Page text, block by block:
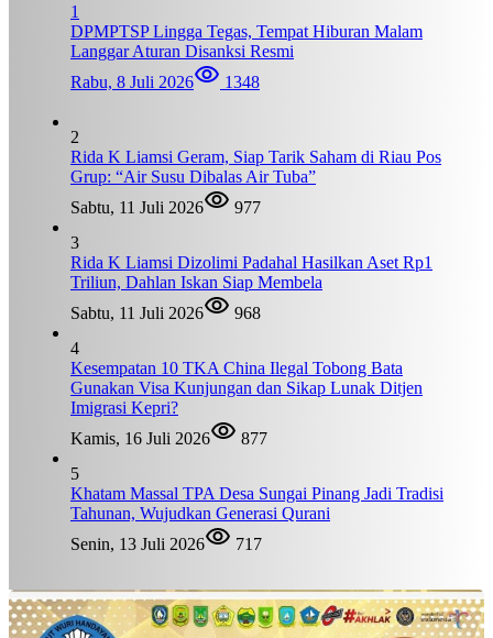
1
DPMPTSP Lingga Tegas, Tempat Hiburan Malam
Langgar Aturan Disanksi Resmi
Rabu, 8 Juli 2026
1348
2
Rida K Liamsi Geram, Siap Tarik Saham di Riau Pos
Grup: “Air Susu Dibalas Air Tuba”
Sabtu, 11 Juli 2026
977
3
Rida K Liamsi Dizolimi Padahal Hasilkan Aset Rp1
Triliun, Dahlan Iskan Siap Membela
Sabtu, 11 Juli 2026
968
4
Kesempatan 10 TKA China Ilegal Tobong Bata
Gunakan Visa Kunjungan dan Sikap Lunak Ditjen
Imigrasi Kepri?
Kamis, 16 Juli 2026
877
5
Khatam Massal TPA Desa Sungai Pinang Jadi Tradisi
Tahunan, Wujudkan Generasi Qurani
Senin, 13 Juli 2026
717